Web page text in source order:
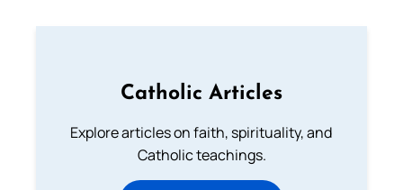
Catholic Articles
Explore articles on faith, spirituality, and
Catholic teachings.